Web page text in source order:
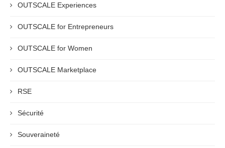
OUTSCALE Experiences
OUTSCALE for Entrepreneurs
OUTSCALE for Women
OUTSCALE Marketplace
RSE
Sécurité
Souveraineté